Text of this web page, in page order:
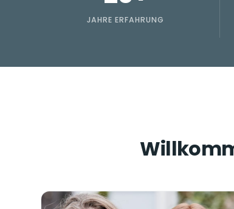
JAHRE ERFAHRUNG